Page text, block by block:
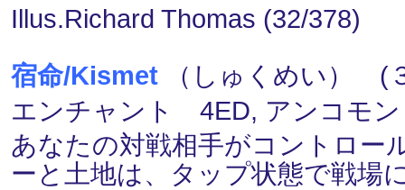
Illus.Richard Thomas (32/378)
宿命/Kismet （しゅくめい） (
エンチャント 4ED, アンコモン
あなたの対戦相手がコントロー
ーと土地は、タップ状態で戦場